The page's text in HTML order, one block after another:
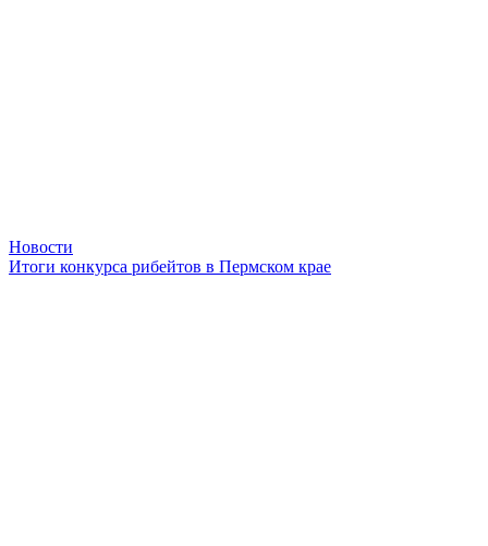
Новости
Итоги конкурса рибейтов в Пермском крае